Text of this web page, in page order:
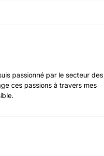
passionné par le secteur des
ces passions à travers mes